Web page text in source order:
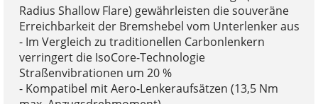
Radius Shallow Flare) gewährleisten die souveräne
Erreichbarkeit der Bremshebel vom Unterlenker aus
- Im Vergleich zu traditionellen Carbonlenkern
verringert die IsoCore-Technologie
Straßenvibrationen um 20 %
- Kompatibel mit Aero-Lenkeraufsätzen (13,5 Nm